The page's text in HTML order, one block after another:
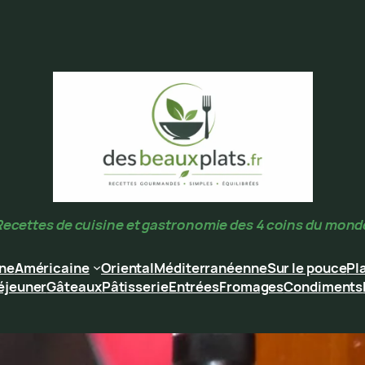
de cuisine et gastronomie des 4 coins du
Américaine OrientalMéditerranéenneSur le pouce
GâteauxPâtisserieEntréesFromagesCondiments